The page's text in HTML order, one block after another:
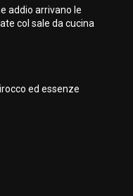
addio arrivano le
col sale da cucina
ed essenze